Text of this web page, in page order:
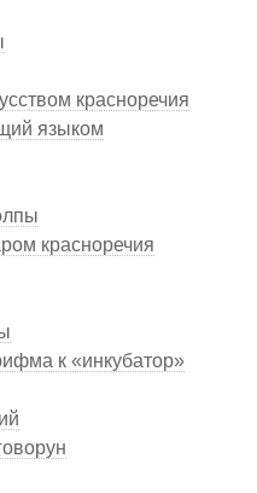
красноречия
языком
красноречия
к «инкубатор»